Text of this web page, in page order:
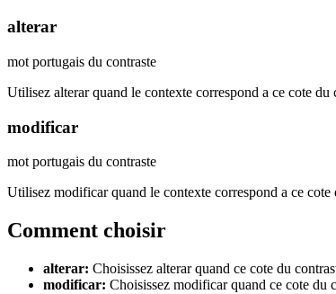
alterar
mot portugais du contraste
Utilisez alterar quand le contexte correspond a ce cote du
modificar
mot portugais du contraste
Utilisez modificar quand le contexte correspond a ce cote
Comment choisir
alterar: Choisissez alterar quand ce cote du
modificar: Choisissez modificar quand ce cote du